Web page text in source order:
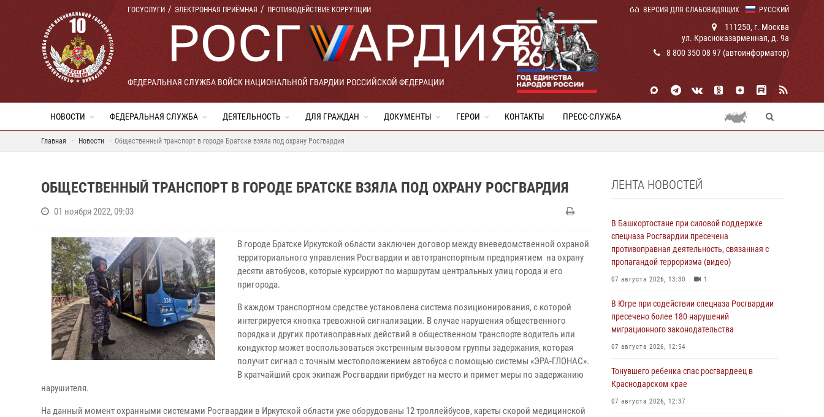
РУССКИЙ
ГОСУСЛУГИ ЭЛЕКТРОННАЯ ПРИЁМНАЯ ПРОТИВОДЕЙСТВИЕ КОРРУПЦИИ ВЕРСИЯ ДЛЯ СЛАБОВИДЯЩИХ
ФЕДЕРАЛЬНАЯ СЛУЖБА ВОЙСК НАЦИОНАЛЬНОЙ ГВАРДИИ РОССИЙСКОЙ ФЕДЕРАЦИИ
111250, г. Москва
ул. Красноказарменная, д. 9а
8 800 350 08 97 (автоинформатор)
НОВОСТИ ФЕДЕРАЛЬНАЯ СЛУЖБА ДЕЯТЕЛЬНОСТЬ ДЛЯ ГРАЖДАН ДОКУМЕНТЫ ГЕРОИ КОНТАКТЫ ПРЕСС-СЛУЖБА
Главная Новости Общественный транспорт в городе Братске взяла под охрану Росгвардия
ОБЩЕСТВЕННЫЙ ТРАНСПОРТ В ГОРОДЕ БРАТСКЕ ВЗЯЛА ПОД ОХРАНУ РОСГВАРДИЯ
01 ноября 2022, 09:03
В городе Братске Иркутской области заключен договор между вневедомственной охраной
территориального управления Росгвардии и автотранспортным предприятием на охрану
десяти автобусов, которые курсируют по маршрутам центральных улиц города и его
пригорода.
В каждом транспортном средстве установлена система позиционирования, с которой
интегрируется кнопка тревожной сигнализации. В случае нарушения общественного
порядка и других противоправных действий в общественном транспорте водитель или
кондуктор может воспользоваться экстренным вызовом группы задержания, которая
получит сигнал с точным местоположением автобуса с помощью системы «ЭРА-ГЛОНАС».
В кратчайший срок экипаж Росгвардии прибудет на место и примет меры по задержанию
нарушителя.
На данный момент охранными системами Росгвардии в Иркутской области уже оборудованы 12 троллейбусов, кареты скорой медицинской
ЛЕНТА НОВОСТЕЙ
В Башкортостане при силовой поддержке
спецназа Росгвардии пресечена
противоправная деятельность, связанная с
пропагандой терроризма (видео)
07 августа 2026, 13:30 1
В Югре при содействии спецназа Росгвардии
пресечено более 180 нарушений
миграционного законодательства
07 августа 2026, 12:54
Тонувшего ребенка спас росгвардеец в
Краснодарском крае
07 августа 2026, 12:37